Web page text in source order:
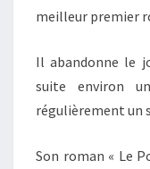
meilleur premier
Il abandonne le
suite environ
régulièrement un
Son roman « Le